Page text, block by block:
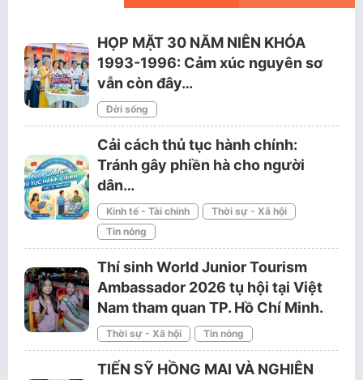
HỌP MẶT 30 NĂM NIÊN KHÓA
1993-1996: Cảm xúc nguyên sơ
vẫn còn đây…
Đời sống
Cải cách thủ tục hành chính:
Tránh gây phiền hà cho người
dân…
Kinh tế - Tài chính
Thời sự - Xã hội
Tin nóng
Thí sinh World Junior Tourism
Ambassador 2026 tụ hội tại Việt
Nam tham quan TP. Hồ Chí Minh.
Thời sự - Xã hội Tin nóng
TIẾN SỸ HỒNG MAI VÀ NGHIÊN